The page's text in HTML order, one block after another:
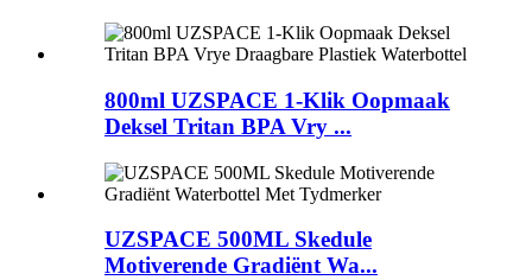
800ml UZSPACE 1-Klik Oopmaak
Deksel Tritan BPA Vry ...
UZSPACE 500ML Skedule
Motiverende Gradiënt Wa...